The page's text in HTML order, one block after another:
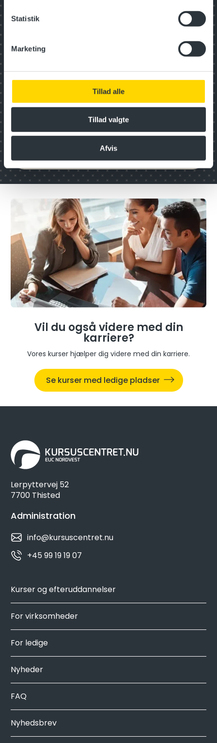
Statistik
Marketing
Tillad alle
Tillad valgte
Afvis
Vil du også videre med din
karriere?
Vores kurser hjælper dig videre med din karriere.
Se kurser med ledige pladser
Lerpyttervej 52
7700 Thisted
Administration
info@kursuscentret.nu
+45 99 19 19 07
Kurser og efteruddannelser
For virksomheder
For ledige
Nyheder
FAQ
Nyhedsbrev